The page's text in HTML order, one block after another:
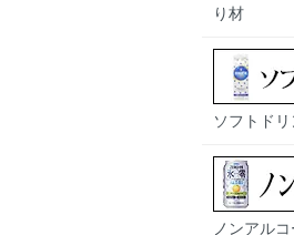
り材
ソフトドリ
ノンアル